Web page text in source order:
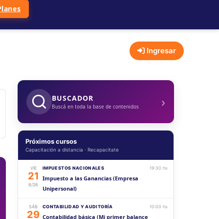
Ingresar
BUSCADOR
Buscá en toda la base de contenidos ›
Próximos cursos
Capacitación a distancia · Recapacitate
VIE
21
8/26
IMPUESTOS NACIONALES 19:30 hs
Impuesto a las Ganancias (Empresa
Unipersonal)
SÁB
29
CONTABILIDAD Y AUDITORÍA 10:00 hs
Contabilidad básica (Mi primer balance